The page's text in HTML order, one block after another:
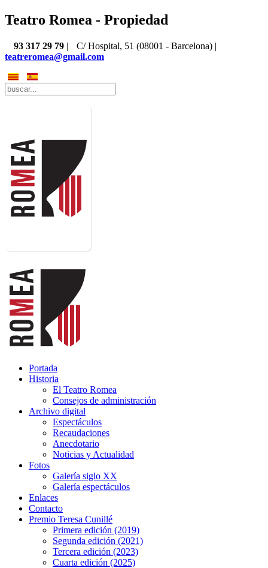
Teatro Romea - Propiedad
93 317 29 79 |
C/ Hospital, 51 (08001 - Barcelona) |
teatreromea@gmail.com
Portada
Historia
El Teatro Romea
Consejos de administración
Archivo digital
Espectáculos
Recaudaciones
Anecdotario
Noticias y Actualidad
Fotos
Galería siglo XX
Galería espectáculos
Enlaces
Contacto
Premio Teresa Cunillé
Primera edición (2019)
Segunda edición (2021)
Tercera edición (2023)
Cuarta edición (2025)